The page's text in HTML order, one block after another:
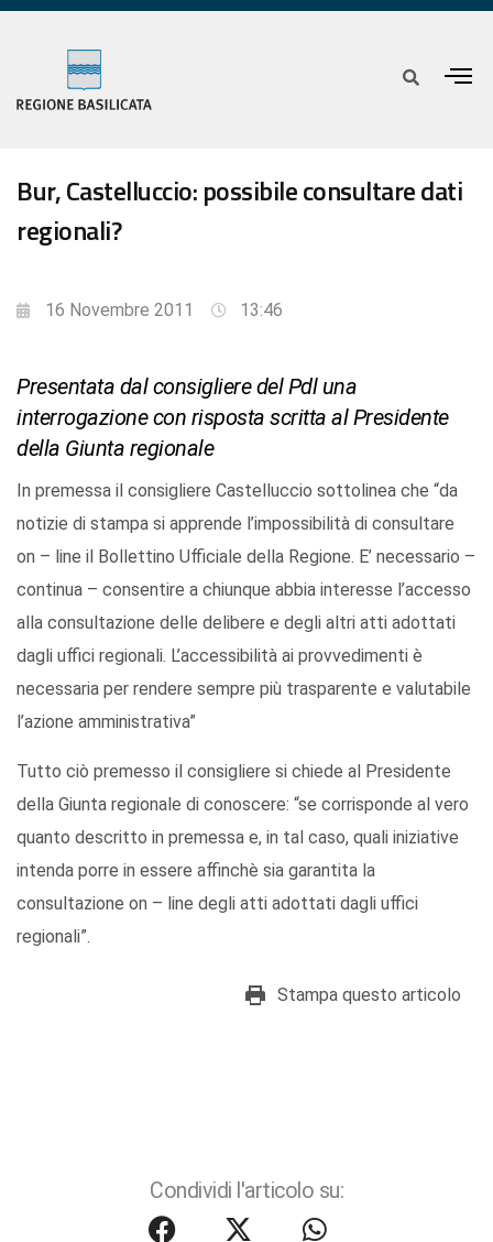
Bur, Castelluccio: possibile consultare dati
regionali?
16 Novembre 2011 13:46
Presentata dal consigliere del Pdl una
interrogazione con risposta scritta al Presidente
della Giunta regionale
In premessa il consigliere Castelluccio sottolinea che “da
notizie di stampa si apprende l’impossibilità di consultare
on – line il Bollettino Ufficiale della Regione. E’ necessario –
continua – consentire a chiunque abbia interesse l’accesso
alla consultazione delle delibere e degli altri atti adottati
dagli uffici regionali. L’accessibilità ai provvedimenti è
necessaria per rendere sempre più trasparente e valutabile
l’azione amministrativa”
Tutto ciò premesso il consigliere si chiede al Presidente
della Giunta regionale di conoscere: “se corrisponde al vero
quanto descritto in premessa e, in tal caso, quali iniziative
intenda porre in essere affinchè sia garantita la
consultazione on – line degli atti adottati dagli uffici
regionali”.
Stampa questo articolo
Condividi l'articolo su: